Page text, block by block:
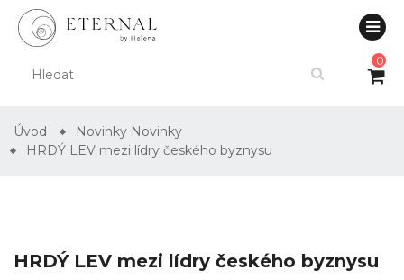
0
Úvod Novinky Novinky
HRDÝ LEV mezi lídry českého byznysu
HRDÝ LEV mezi lídry českého byznysu